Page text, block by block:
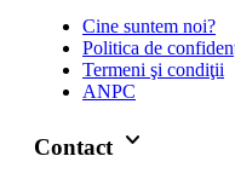
Cine suntem noi?
Politica de
Termeni şi condiţii
ANPC
Contact keyboard_arrow_down